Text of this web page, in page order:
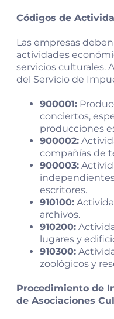
Códigos de
Las empresas
actividades
servicios culturales.
del Servicio de
900001:
conciertos,
producciones
900002:
compañías de
900003:
escritores.
910100:
archivos.
910200:
lugares y
910300:
zoológicos y
Procedimiento de
de Asociaciones